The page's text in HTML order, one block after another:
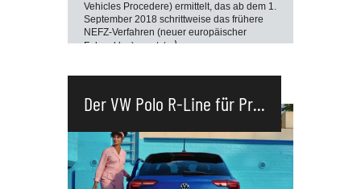
Vehicles Procedere) ermittelt, das ab dem 1.
September 2018 schrittweise das frühere
NEFZ-Verfahren (neuer europäischer
Fahrzyklus) ersetzte.)
Alle Angaben basieren auf den Merkmalen des
Sonderausstattungen gegen Mehrpreis enthalten.
Angebot nicht kombinierbar mit anderen
Deutschland. Gültig bis 26.05.2025 und nur
solange der Vorrat reicht. Änderungen und
Irrtümer vorbehalten. Stand 05/2025
Kontingent!
Der VW Polo R-Line für Pr...